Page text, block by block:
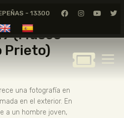
- 13300
MUSEO
PRIETO
Prieto,
(Museo
Prieto)
una fotografía en
en el exterior. En
a un hombre joven,